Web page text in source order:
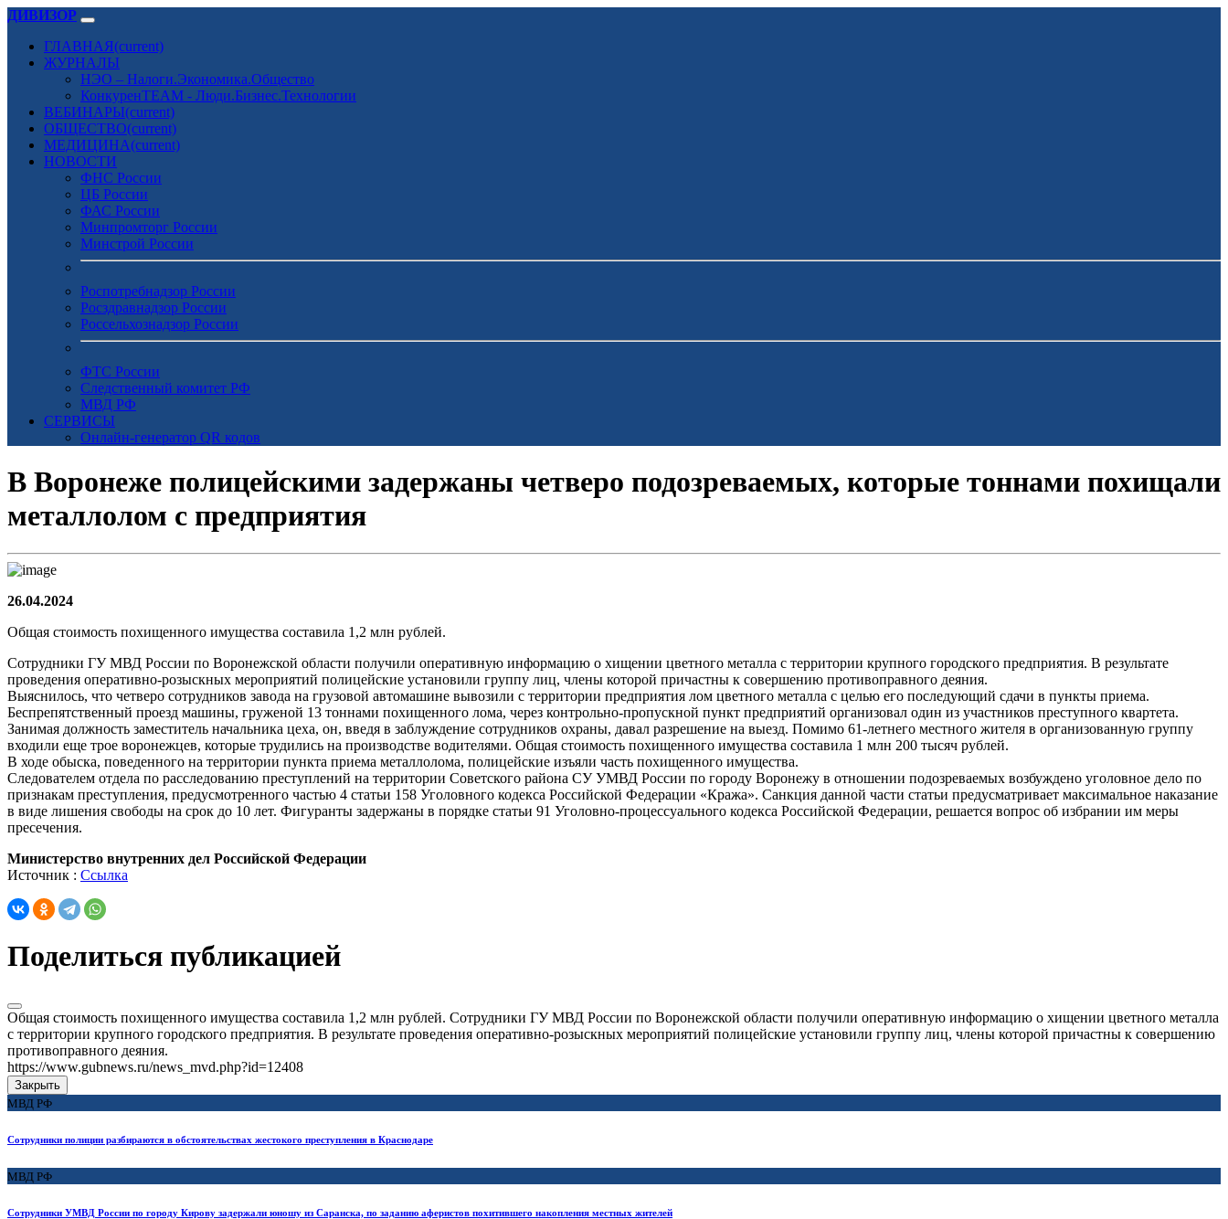
ДИВИЗОР
ГЛАВНАЯ(current)
ЖУРНАЛЫ
НЭО – Налоги.Экономика.Общество
КонкуренTEAM - Люди.Бизнес.Технологии
ВЕБИНАРЫ(current)
ОБЩЕСТВО(current)
МЕДИЦИНА(current)
НОВОСТИ
ФНС России
ЦБ России
ФАС России
Минпромторг России
Минстрой России
Роспотребнадзор России
Росздравнадзор России
Россельхознадзор России
ФТС России
Следственный комитет РФ
МВД РФ
СЕРВИСЫ
Онлайн-генератор QR кодов
В Воронеже полицейскими задержаны четверо подозреваемых, которые тоннами похищали
металлолом с предприятия
26.04.2024
Общая стоимость похищенного имущества составила 1,2 млн рублей.
Сотрудники ГУ МВД России по Воронежской области получили оперативную информацию о хищении цветного металла с территории крупного городского предприятия. В результате
проведения оперативно-розыскных мероприятий полицейские установили группу лиц, члены которой причастны к совершению противоправного деяния.
Выяснилось, что четверо сотрудников завода на грузовой автомашине вывозили с территории предприятия лом цветного металла с целью его последующий сдачи в пункты приема.
Беспрепятственный проезд машины, груженой 13 тоннами похищенного лома, через контрольно-пропускной пункт предприятий организовал один из участников преступного квартета.
Занимая должность заместитель начальника цеха, он, введя в заблуждение сотрудников охраны, давал разрешение на выезд. Помимо 61-летнего местного жителя в организованную группу
входили еще трое воронежцев, которые трудились на производстве водителями. Общая стоимость похищенного имущества составила 1 млн 200 тысяч рублей.
В ходе обыска, поведенного на территории пункта приема металлолома, полицейские изъяли часть похищенного имущества.
Следователем отдела по расследованию преступлений на территории Советского района СУ УМВД России по городу Воронежу в отношении подозреваемых возбуждено уголовное дело по
признакам преступления, предусмотренного частью 4 статьи 158 Уголовного кодекса Российской Федерации «Кража». Санкция данной части статьи предусматривает максимальное наказание
в виде лишения свободы на срок до 10 лет. Фигуранты задержаны в порядке статьи 91 Уголовно-процессуального кодекса Российской Федерации, решается вопрос об избрании им меры
пресечения.
Министерство внутренних дел Российской Федерации
Источник : Ссылка
Поделиться публикацией
Общая стоимость похищенного имущества составила 1,2 млн рублей. Сотрудники ГУ МВД России по Воронежской области получили оперативную информацию о хищении цветного металла
с территории крупного городского предприятия. В результате проведения оперативно-розыскных мероприятий полицейские установили группу лиц, члены которой причастны к совершению
противоправного деяния.
https://www.gubnews.ru/news_mvd.php?id=12408
Закрыть
МВД РФ
Сотрудники полиции разбираются в обстоятельствах жестокого преступления в Краснодаре
МВД РФ
Сотрудники УМВД России по городу Кирову задержали юношу из Саранска, по заданию аферистов похитившего накопления местных жителей